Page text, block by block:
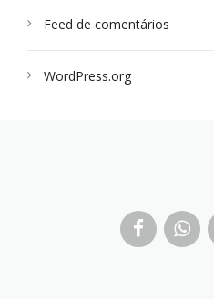
Feed de comentários
WordPress.org